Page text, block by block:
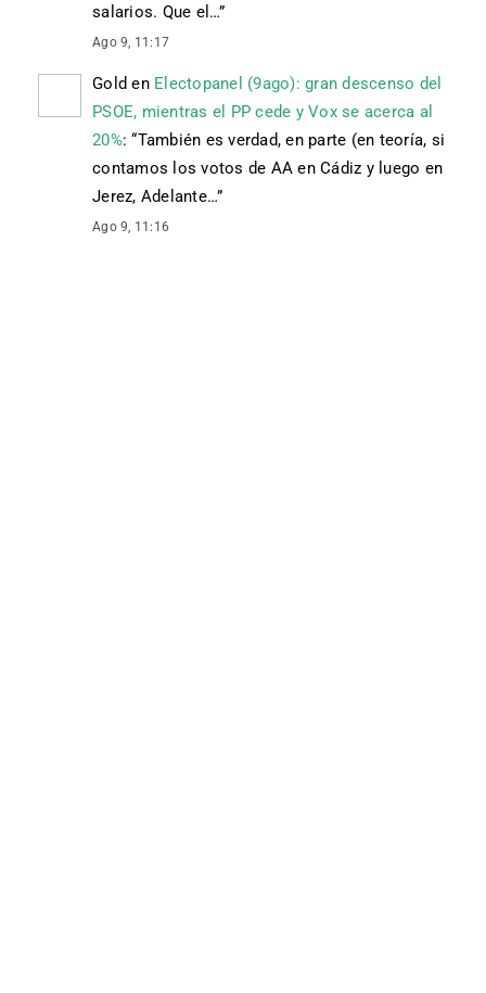
salarios. Que el…”
Ago 9, 11:17
Gold en Electopanel (9ago): gran descenso del
PSOE, mientras el PP cede y Vox se acerca al
20%: “También es verdad, en parte (en teoría, si
contamos los votos de AA en Cádiz y luego en
Jerez, Adelante…”
Ago 9, 11:16